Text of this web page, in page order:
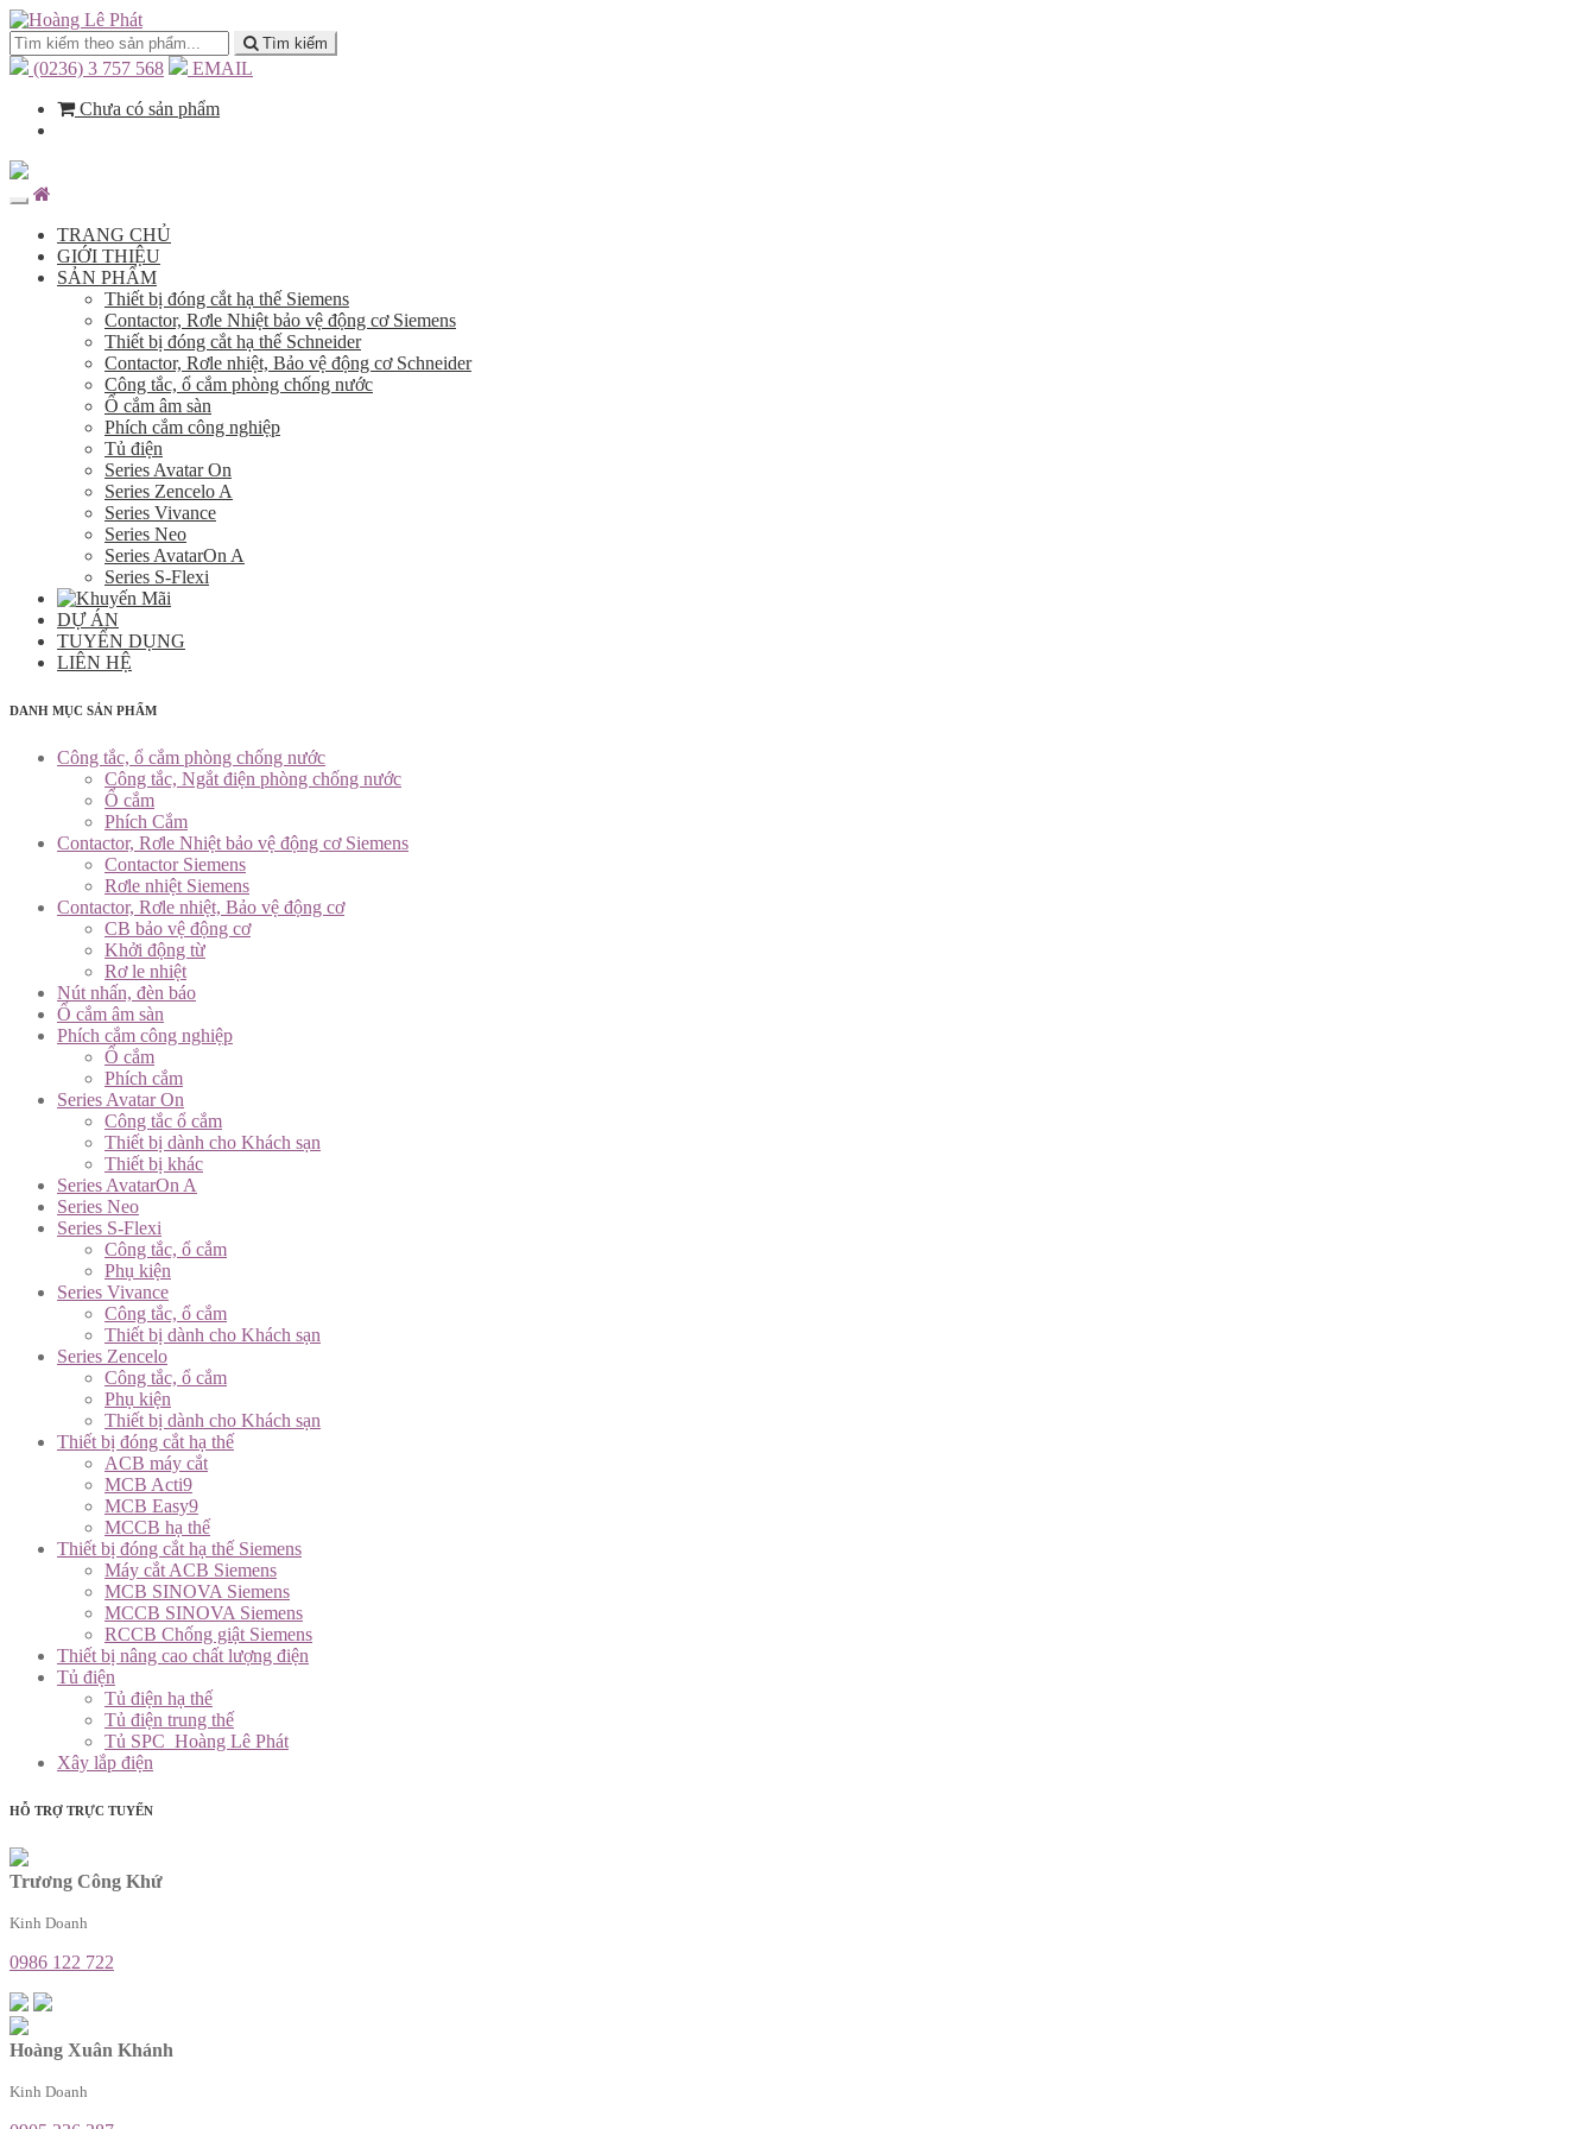
Tìm kiếm
(0236) 3 757 568
EMAIL
Chưa có sản phẩm
TRANG CHỦ
GIỚI THIỆU
SẢN PHẨM
Thiết bị đóng cắt hạ thế Siemens
Contactor, Rơle Nhiệt bảo vệ động cơ Siemens
Thiết bị đóng cắt hạ thế Schneider
Contactor, Rơle nhiệt, Bảo vệ động cơ Schneider
Công tắc, ổ cắm phòng chống nước
Ổ cắm âm sàn
Phích cắm công nghiệp
Tủ điện
Series Avatar On
Series Zencelo A
Series Vivance
Series Neo
Series AvatarOn A
Series S-Flexi
DỰ ÁN
TUYỂN DỤNG
LIÊN HỆ
DANH MỤC SẢN PHẨM
Công tắc, ổ cắm phòng chống nước
Công tắc, Ngắt điện phòng chống nước
Ổ cắm
Phích Cắm
Contactor, Rơle Nhiệt bảo vệ động cơ Siemens
Contactor Siemens
Rơle nhiệt Siemens
Contactor, Rơle nhiệt, Bảo vệ động cơ
CB bảo vệ động cơ
Khởi động từ
Rơ le nhiệt
Nút nhấn, đèn báo
Ổ cắm âm sàn
Phích cắm công nghiệp
Ổ cắm
Phích cắm
Series Avatar On
Công tắc ổ cắm
Thiết bị dành cho Khách sạn
Thiết bị khác
Series AvatarOn A
Series Neo
Series S-Flexi
Công tắc, ổ cắm
Phụ kiện
Series Vivance
Công tắc, ổ cắm
Thiết bị dành cho Khách sạn
Series Zencelo
Công tắc, ổ cắm
Phụ kiện
Thiết bị dành cho Khách sạn
Thiết bị đóng cắt hạ thế
ACB máy cắt
MCB Acti9
MCB Easy9
MCCB hạ thế
Thiết bị đóng cắt hạ thế Siemens
Máy cắt ACB Siemens
MCB SINOVA Siemens
MCCB SINOVA Siemens
RCCB Chống giật Siemens
Thiết bị nâng cao chất lượng điện
Tủ điện
Tủ điện hạ thế
Tủ điện trung thế
Tủ SPC_Hoàng Lê Phát
Xây lắp điện
HỖ TRỢ TRỰC TUYẾN
Trương Công Khứ
Kinh Doanh
0986 122 722
Hoàng Xuân Khánh
Kinh Doanh